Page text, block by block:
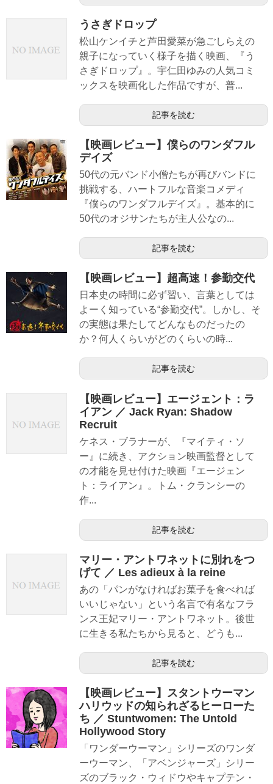
うさぎドロップ
松山ケンイチと芦田愛菜が急ごしらえの
親子になっていく様子を描く映画、『う
さぎドロップ』。宇仁田ゆみの人気コミ
ックスを映画化した作品ですが、普...
記事を読む
【映画レビュー】僕らのワンダフル
デイズ
50代の元バンド小僧たちが再びバンドに
挑戦する、ハートフルな音楽コメディ
『僕らのワンダフルデイズ』。基本的に
50代のオジサンたちが主人公なの...
記事を読む
【映画レビュー】超高速！参勤交代
日本史の時間に必ず習い、言葉としては
よーく知っている“参勤交代”。しかし、そ
の実態は果たしてどんなものだったの
か？何人くらいがどのくらいの時...
記事を読む
【映画レビュー】エージェント：ラ
イアン ／ Jack Ryan: Shadow
Recruit
ケネス・ブラナーが、『マイティ・ソ
ー』に続き、アクション映画監督として
の才能を見せ付けた映画『エージェン
ト：ライアン』。トム・クランシーの
作...
記事を読む
マリー・アントワネットに別れをつ
げて ／ Les adieux à la reine
あの「パンがなければお菓子を食べれば
いいじゃない」という名言で有名なフラ
ンス王妃マリー・アントワネット。後世
に生きる私たちから見ると、どうも...
記事を読む
【映画レビュー】スタントウーマン
ハリウッドの知られざるヒーローた
ち ／ Stuntwomen: The Untold
Hollywood Story
「ワンダーウーマン」シリーズのワンダ
ーウーマン、「アベンジャーズ」シリー
ズのブラック・ウィドウやキャプテン・